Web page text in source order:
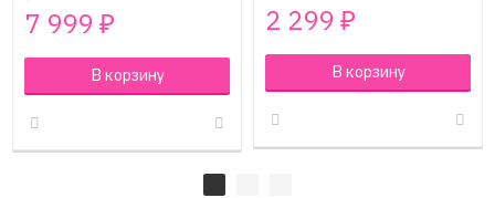
7 999 ₽
В корзину
2 299 ₽
В корзину